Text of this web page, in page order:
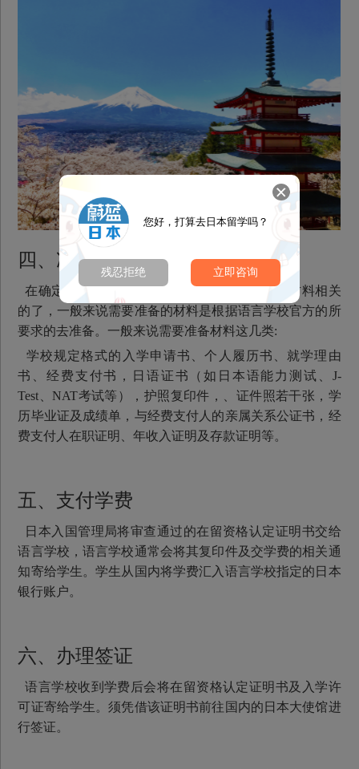
四、准备在留相应的材料
在确定好以上事情之后，就可以正式准备在留材料相关
的了，一般来说需要准备的材料是根据语言学校官方的所
要求的去准备。一般来说需要准备材料这几类:
学校规定格式的入学申请书、个人履历书、就学理由
书、经费支付书，日语证书（如日本语能力测试、J-
Test、NAT考试等），护照复印件，、证件照若干张，学
历毕业证及成绩单，与经费支付人的亲属关系公证书，经
费支付人在职证明、年收入证明及存款证明等。
五、支付学费
日本入国管理局将审查通过的在留资格认定证明书交给
语言学校，语言学校通常会将其复印件及交学费的相关通
知寄给学生。学生从国内将学费汇入语言学校指定的日本
银行账户。
六、办理签证
语言学校收到学费后会将在留资格认定证明书及入学许
可证寄给学生。须凭借该证明书前往国内的日本大使馆进
行签证。
您好，打算去日本留学吗？
残忍拒绝 立即咨询